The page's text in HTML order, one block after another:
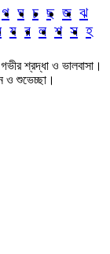
গ ঘ চ ছ জ ঝ
য র ল শ স হ
গভীর শ্রদ্ধা ও ভালবাসা।
ও শুভেচ্ছা।